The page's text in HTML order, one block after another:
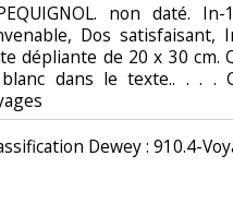
non daté.
Dos
dépliante de 20 x 30 cm.
dans le texte.. . . .
Dewey : 910.4-